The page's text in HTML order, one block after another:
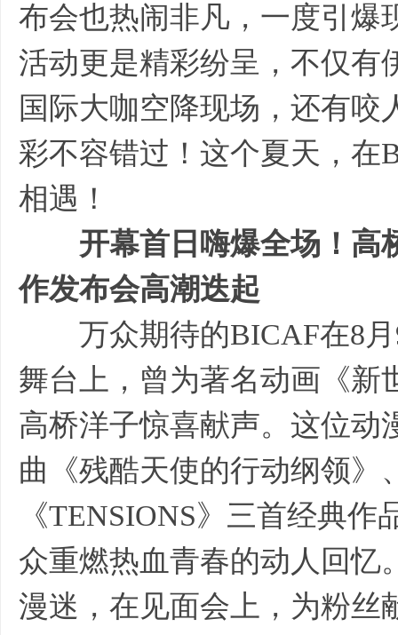
布会也热闹非凡，一度引爆
活动更是精彩纷呈，不仅有
国际大咖空降现场，还有
彩不容错过！这个夏天，在
相遇！
开幕首日嗨爆全场！高
作发布会高潮迭起
万众期待的BICAF在8月
舞台上，曾为著名动画《新
高桥洋子惊喜献声。这位动
曲《残酷天使的行动纲领》
《TENSIONS》三首经典
众重燃热血青春的动人回忆
漫迷，在见面会上，为粉丝